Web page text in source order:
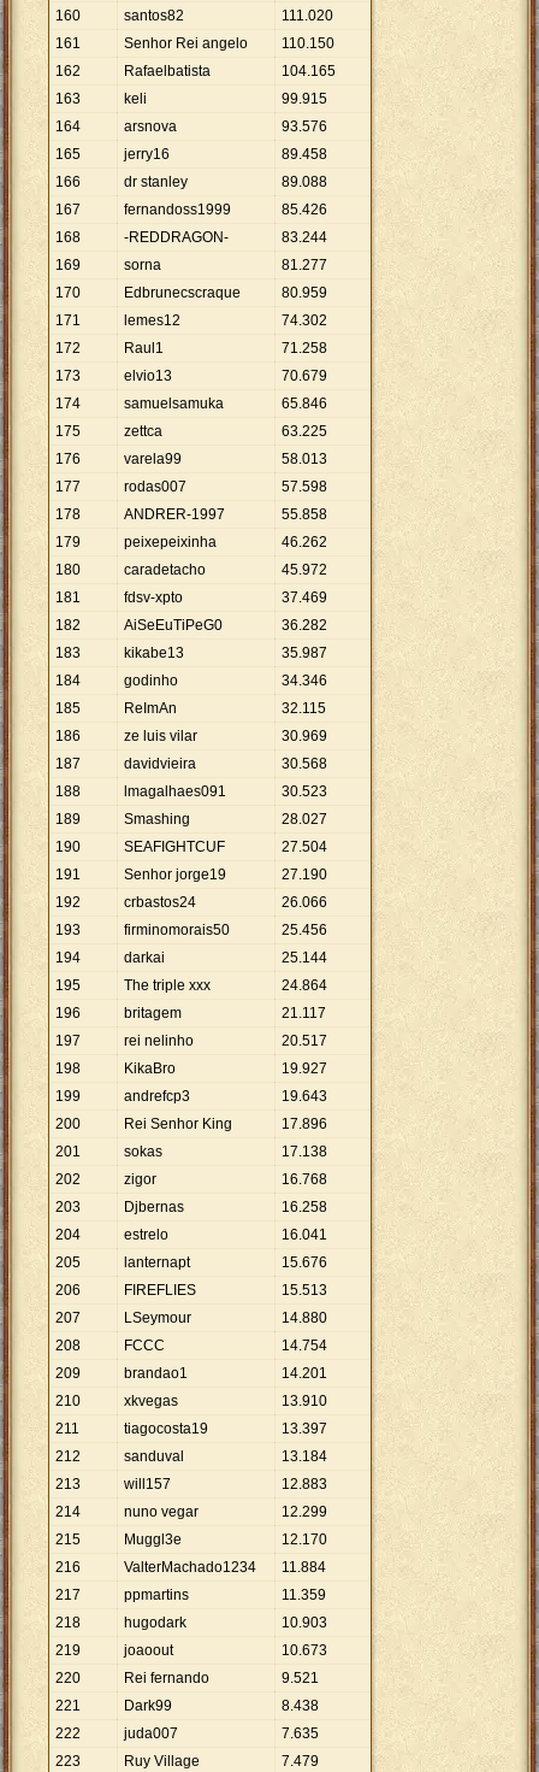
160
santos82 111.020
161
Senhor Rei angelo 110.150
162
Rafaelbatista 104.165
163
keli 99.915
164
arsnova 93.576
165
jerry16 89.458
166
dr stanley 89.088
167
fernandoss1999 85.426
168
-REDDRAGON- 83.244
169
sorna 81.277
170
Edbrunecscraque 80.959
171
lemes12 74.302
172
Raul1 71.258
173
elvio13 70.679
174
samuelsamuka 65.846
175
zettca 63.225
176
varela99 58.013
177
rodas007 57.598
178
ANDRER-1997 55.858
179
peixepeixinha 46.262
180
caradetacho 45.972
181
fdsv-xpto 37.469
182
AiSeEuTiPeG0 36.282
183
kikabe13 35.987
184
godinho 34.346
185
ReImAn 32.115
186
ze luis vilar 30.969
187
davidvieira 30.568
188
lmagalhaes091 30.523
189
Smashing 28.027
190
SEAFIGHTCUF 27.504
191
Senhor jorge19 27.190
192
crbastos24 26.066
193
firminomorais50 25.456
194
darkai 25.144
195
The triple xxx 24.864
196
britagem 21.117
197
rei nelinho 20.517
198
KikaBro 19.927
199
andrefcp3 19.643
200
Rei Senhor King 17.896
201
sokas 17.138
202
zigor 16.768
203
Djbernas 16.258
204
estrelo 16.041
205
lanternapt 15.676
206
FIREFLIES 15.513
207
LSeymour 14.880
208
FCCC 14.754
209
brandao1 14.201
210
xkvegas 13.910
211
tiagocosta19 13.397
212
sanduval 13.184
213
will157 12.883
214
nuno vegar 12.299
215
Muggl3e 12.170
216
ValterMachado1234 11.884
217
ppmartins 11.359
218
hugodark 10.903
219
joaoout 10.673
220
Rei fernando 9.521
221
Dark99 8.438
222
juda007 7.635
223
Ruy Village 7.479